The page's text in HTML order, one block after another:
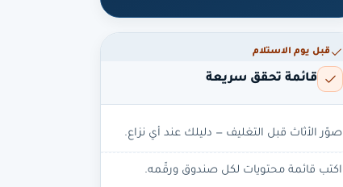
قبل يوم الاستلام
قائمة تحقق سريعة
صوّر الأثاث قبل التغليف — دليلك عند أي نزاع.
اكتب قائمة محتويات لكل صندوق ورقّمه.